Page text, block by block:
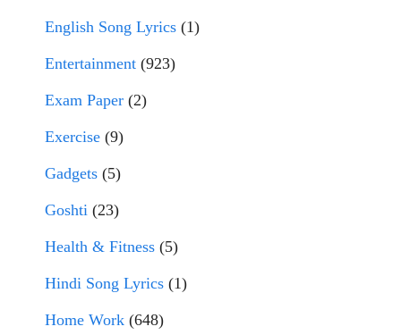
English Song Lyrics (1)
Entertainment (923)
Exam Paper (2)
Exercise (9)
Gadgets (5)
Goshti (23)
Health & Fitness (5)
Hindi Song Lyrics (1)
Home Work (648)